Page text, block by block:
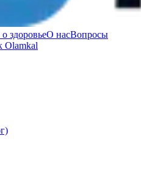
здоровьеО насВопросы
Olamkal